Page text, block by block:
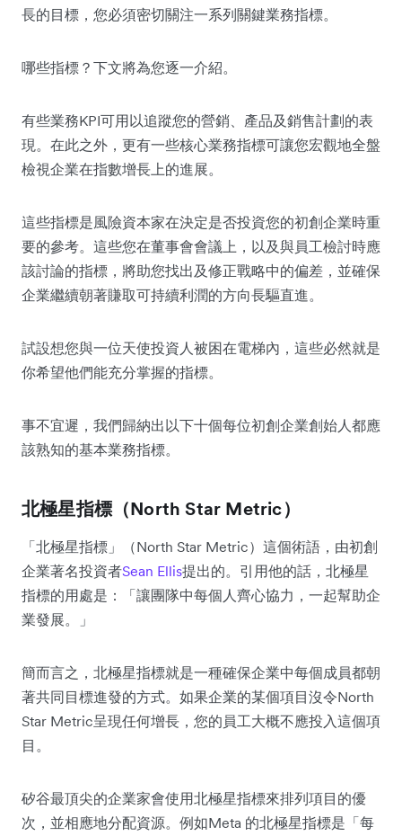
長的目標，您必須密切關注一系列關鍵業務指標。
哪些指標？下文將為您逐一介紹。
有些業務KPI可用以追蹤您的營銷、產品及銷售計劃的表
現。在此之外，更有一些核心業務指標可讓您宏觀地全盤
檢視企業在指數增長上的進展。
這些指標是風險資本家在決定是否投資您的初創企業時重
要的參考。這些您在董事會會議上，以及與員工檢討時應
該討論的指標，將助您找出及修正戰略中的偏差，並確保
企業繼續朝著賺取可持續利潤的方向長驅直進。
試設想您與一位天使投資人被困在電梯內，這些必然就是
你希望他們能充分掌握的指標。
事不宜遲，我們歸納出以下十個每位初創企業創始人都應
該熟知的基本業務指標。
北極星指標（North Star Metric）
「北極星指標」（North Star Metric）這個術語，由初創
企業著名投資者Sean Ellis提出的。引用他的話，北極星
指標的用處是：「讓團隊中每個人齊心協力，一起幫助企
業發展。」
簡而言之，北極星指標就是一種確保企業中每個成員都朝
著共同目標進發的方式。如果企業的某個項目沒令North
Star Metric呈現任何增長，您的員工大概不應投入這個項
目。
矽谷最頂尖的企業家會使用北極星指標來排列項目的優
次，並相應地分配資源。例如Meta 的北極星指標是「每